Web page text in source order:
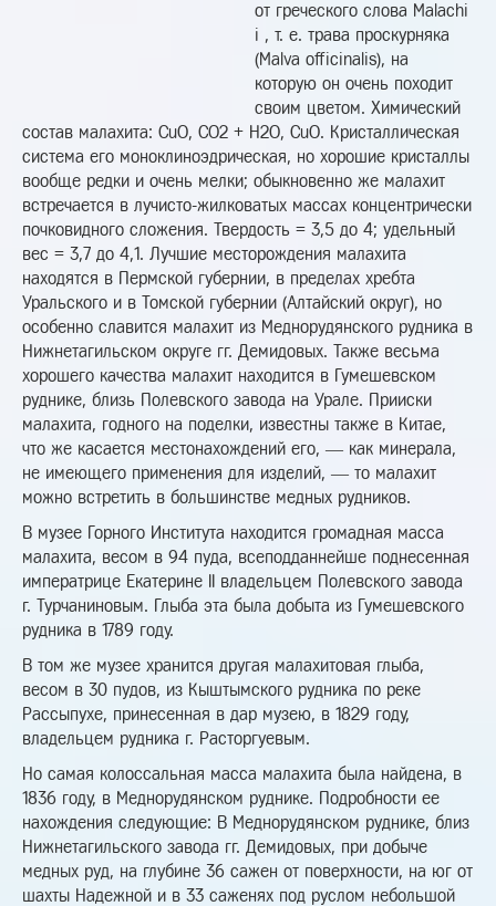
от греческого слова Malachi
i , т. е. трава проскурняка
(Malva officinalis), на
которую он очень походит
своим цветом. Химический
состав малахита: CuO, CO2 + H2O, CuO. Кристаллическая
система его моноклиноэдрическая, но хорошие кристаллы
вообще редки и очень мелки; обыкновенно же малахит
встречается в лучисто-жилковатых массах концентрически
почковидного сложения. Твердость = 3,5 до 4; удельный
вес = 3,7 до 4,1. Лучшие месторождения малахита
находятся в Пермской губернии, в пределах хребта
Уральского и в Томской губернии (Алтайский округ), но
особенно славится малахит из Меднорудянского рудника в
Нижнетагильском округе гг. Демидовых. Также весьма
хорошего качества малахит находится в Гумешевском
руднике, близь Полевского завода на Урале. Прииски
малахита, годного на поделки, известны также в Китае,
что же касается местонахождений его, — как минерала,
не имеющего применения для изделий, — то малахит
можно встретить в большинстве медных рудников.
В музее Горного Института находится громадная масса
малахита, весом в 94 пуда, всеподданнейше поднесенная
императрице Екатерине II владельцем Полевского завода
г. Турчаниновым. Глыба эта была добыта из Гумешевского
рудника в 1789 году.
В том же музее хранится другая малахитовая глыба,
весом в 30 пудов, из Кыштымского рудника по реке
Рассыпухе, принесенная в дар музею, в 1829 году,
владельцем рудника г. Расторгуевым.
Но самая колоссальная масса малахита была найдена, в
1836 году, в Меднорудянском руднике. Подробности ее
нахождения следующие: В Меднорудянском руднике, близ
Нижнетагильского завода гг. Демидовых, при добыче
медных руд, на глубине 36 сажен от поверхности, на юг от
шахты Надежной и в 33 саженях под руслом небольшой